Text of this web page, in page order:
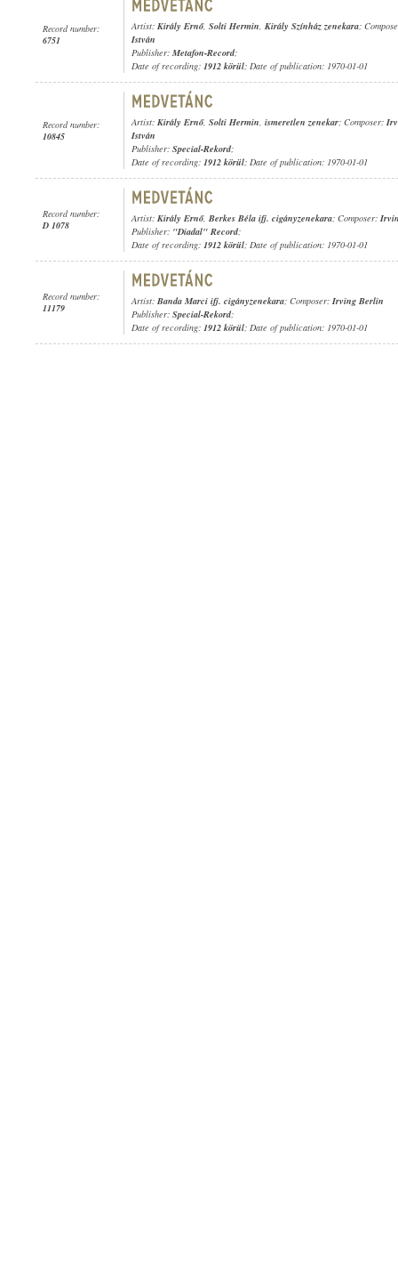
Record number:
6751
Artist: Király Ernő, Solti Hermin, Király Színház zenekara;
István
Publisher: Metafon-Record;
Date of recording: 1912 körül; Date of publication: 1970-01-01
Record number:
10845
Artist: Király Ernő, Solti Hermin, ismeretlen zenekar; Composer:
István
Publisher: Special-Rekord;
Date of recording: 1912 körül; Date of publication: 1970-01-01
Record number:
D 1078
Artist: Király Ernő, Berkes Béla ifj. cigányzenekara; Composer:
Publisher: "Diadal" Record;
Date of recording: 1912 körül; Date of publication: 1970-01-01
Record number:
11179
Artist: Banda Marci ifj. cigányzenekara; Composer: Irving Berlin
Publisher: Special-Rekord;
Date of recording: 1912 körül; Date of publication: 1970-01-01